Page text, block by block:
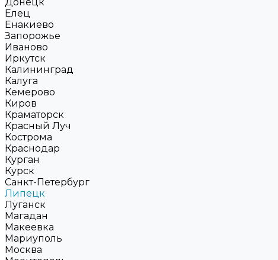
Елец
Енакиево
Запорожье
Иваново
Иркутск
Калининград
Калуга
Кемерово
Киров
Краматорск
Красный Луч
Кострома
Краснодар
Курган
Курск
Санкт-Петербург
Липецк
Луганск
Магадан
Макеевка
Мариуполь
Москва